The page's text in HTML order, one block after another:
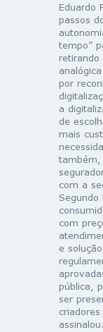
Eduardo
passos
tempo”
retirando
por
a
de
mais
também,
com a
Segundo
com
e
pública,
ser
assinalou.